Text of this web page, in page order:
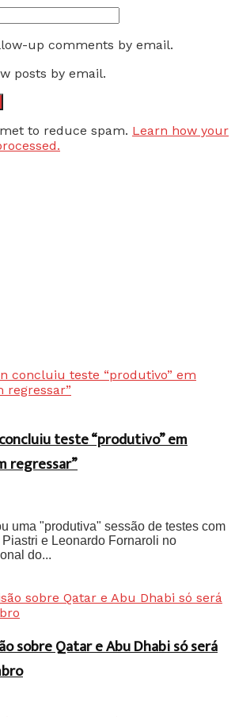
up comments by email.
posts by email.
to reduce spam. Learn how your
teste “produtivo” em
regressar”
uma "produtiva" sessão de testes com
e Leonardo Fornaroli no
do...
sobre Qatar e Abu Dhabi só será